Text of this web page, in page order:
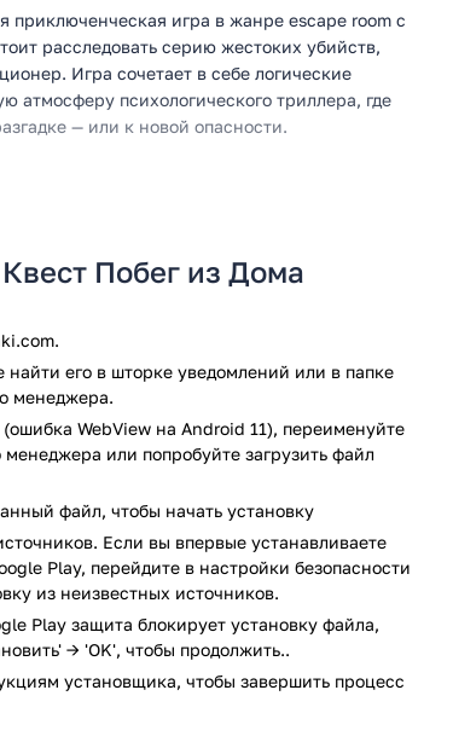
приключенческая игра в жанре escape room с
расследовать серию жестоких убийств,
Игра сочетает в себе логические
атмосферу психологического триллера, где
— или к новой опасности.
ассистентку Сьюзан, которые пытаются
— исследовать локации, находить скрытые
локации (пристань, кладбище, заброшенные
а сюжет становится непредсказуемым.
мрачные тона и детализированные
ключей до расшифровки символов.
и психологические триллер-элементы.
оффлайне.
сложные моменты.
для любителей хорроров и
напряжение до последней минуты, сочетая
Если вы готовы проверить свою логику и
где каждая улика может стать последне
Побег из Дома
его в шторке уведомлений или в папке
менеджера.
WebView на Android 11), переименуйте
или попробуйте загрузить файл
файл, чтобы начать установку
Если вы впервые устанавливаете
Play, перейдите в настройки безопасности
из неизвестных источников.
Play защита блокирует установку файла,
→ 'OK', чтобы продолжить..
установщика, чтобы завершить процесс